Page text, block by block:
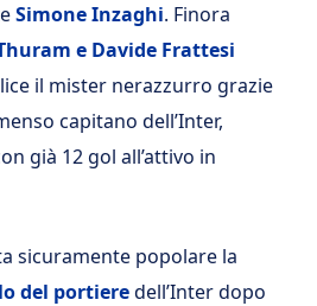
Simone Inzaghi. Finora
e Davide Frattesi
il mister nerazzurro grazie
capitano dell’Inter,
già 12 gol all’attivo in
sicuramente popolare la
del portieredell’Inter dopo